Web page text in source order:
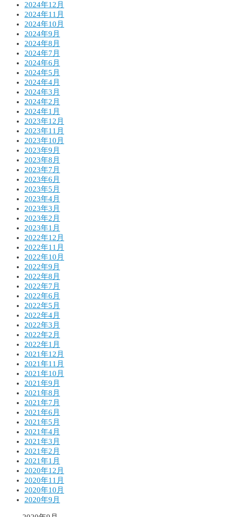
2024年12月
2024年11月
2024年10月
2024年9月
2024年8月
2024年7月
2024年6月
2024年5月
2024年4月
2024年3月
2024年2月
2024年1月
2023年12月
2023年11月
2023年10月
2023年9月
2023年8月
2023年7月
2023年6月
2023年5月
2023年4月
2023年3月
2023年2月
2023年1月
2022年12月
2022年11月
2022年10月
2022年9月
2022年8月
2022年7月
2022年6月
2022年5月
2022年4月
2022年3月
2022年2月
2022年1月
2021年12月
2021年11月
2021年10月
2021年9月
2021年8月
2021年7月
2021年6月
2021年5月
2021年4月
2021年3月
2021年2月
2021年1月
2020年12月
2020年11月
2020年10月
2020年9月